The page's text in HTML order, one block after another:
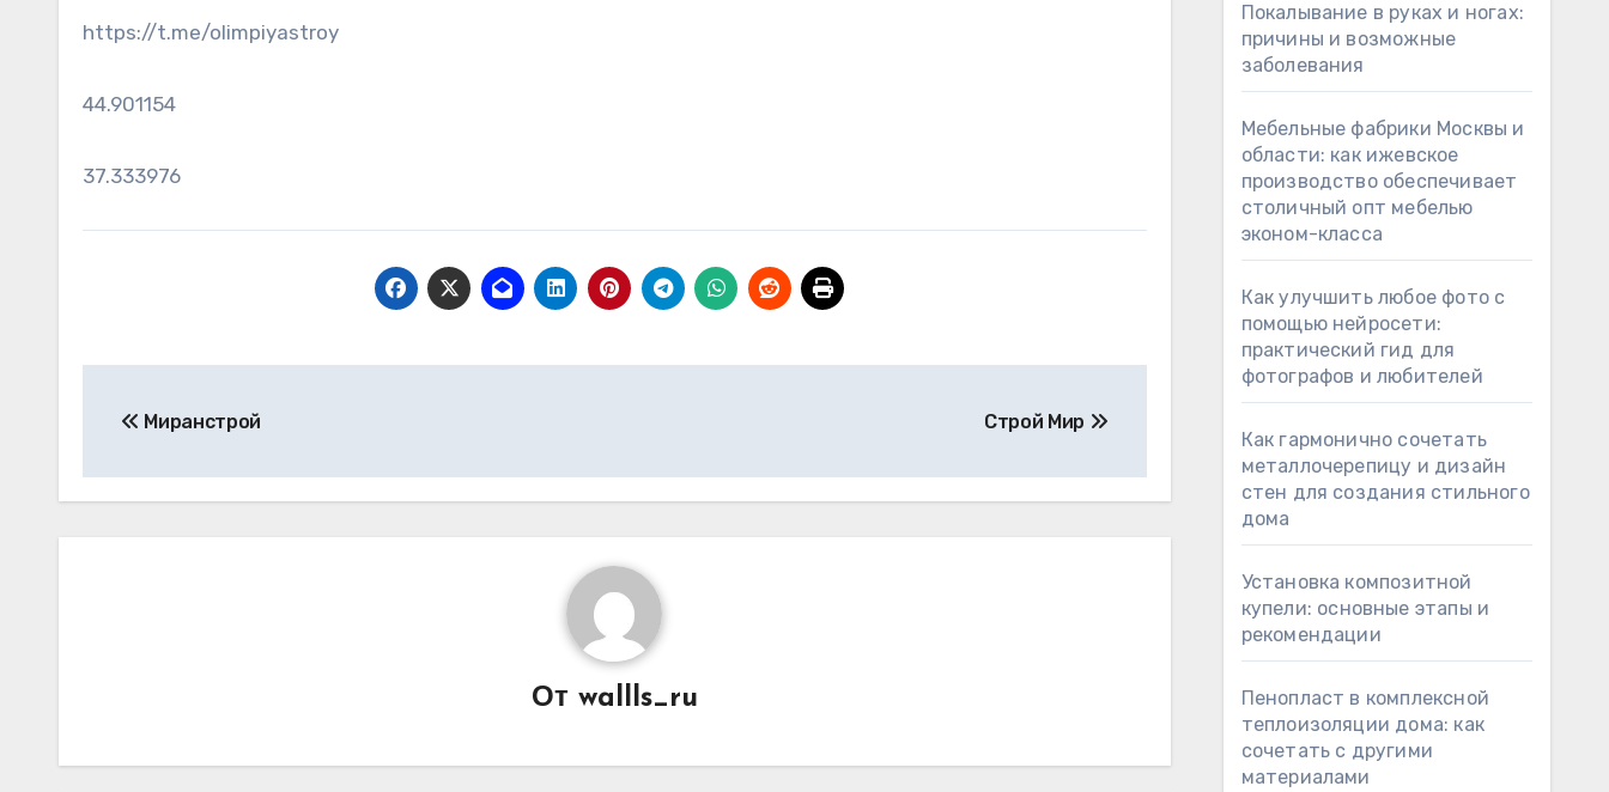
https://t.me/olimpiyastroy
44.901154
37.333976
по
записям
Миранстрой Строй Мир
От wallls_ru
Покалывание в руках и ногах:
причины и возможные
заболевания
Мебельные фабрики Москвы и
области: как ижевское
производство обеспечивает
столичный опт мебелью
эконом-класса
Как улучшить любое фото с
помощью нейросети:
практический гид для
фотографов и любителей
Как гармонично сочетать
металлочерепицу и дизайн
стен для создания стильного
дома
Установка композитной
купели: основные этапы и
рекомендации
Пенопласт в комплексной
теплоизоляции дома: как
сочетать с другими
материалами